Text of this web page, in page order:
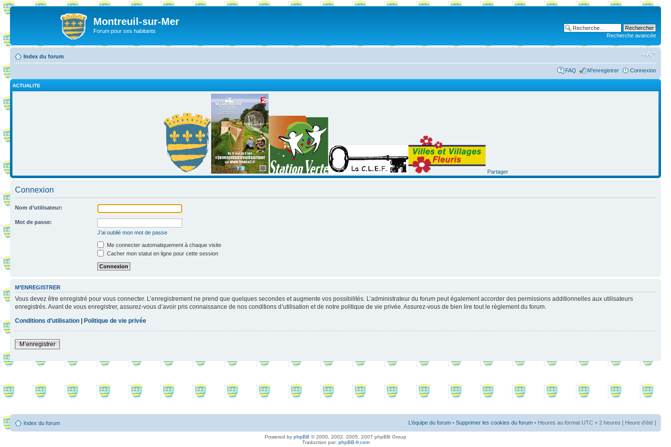
Montreuil-sur-Mer
Forum pour ses habitants
Recherche avancée
Index du forum
FAQ M’enregistrer Connexion
ACTUALITE
Partager
Connexion
Nom d’utilisateur:
Mot de passe:
J’ai oublié mon mot de passe
Me connecter automatiquement à chaque visite
Cacher mon statut en ligne pour cette session
M’ENREGISTRER
Vous devez être enregistré pour vous connecter. L’enregistrement ne prend que quelques secondes et augmente vos possibilités. L’administrateur du forum peut également accorder des permissions additionnelles aux utilisateurs
enregistrés. Avant de vous enregistrer, assurez-vous d’avoir pris connaissance de nos conditions d’utilisation et de notre politique de vie privée. Assurez-vous de bien lire tout le règlement du forum.
Conditions d’utilisation
Politique de vie privée
M’enregistrer
Index du forum L’équipe du forum • Supprimer les cookies du forum • Heures au format UTC + 2 heures [ Heure d’été ]
Powered by phpBB © 2000, 2002, 2005, 2007 phpBB Group
Traduction par: phpBB-fr.com